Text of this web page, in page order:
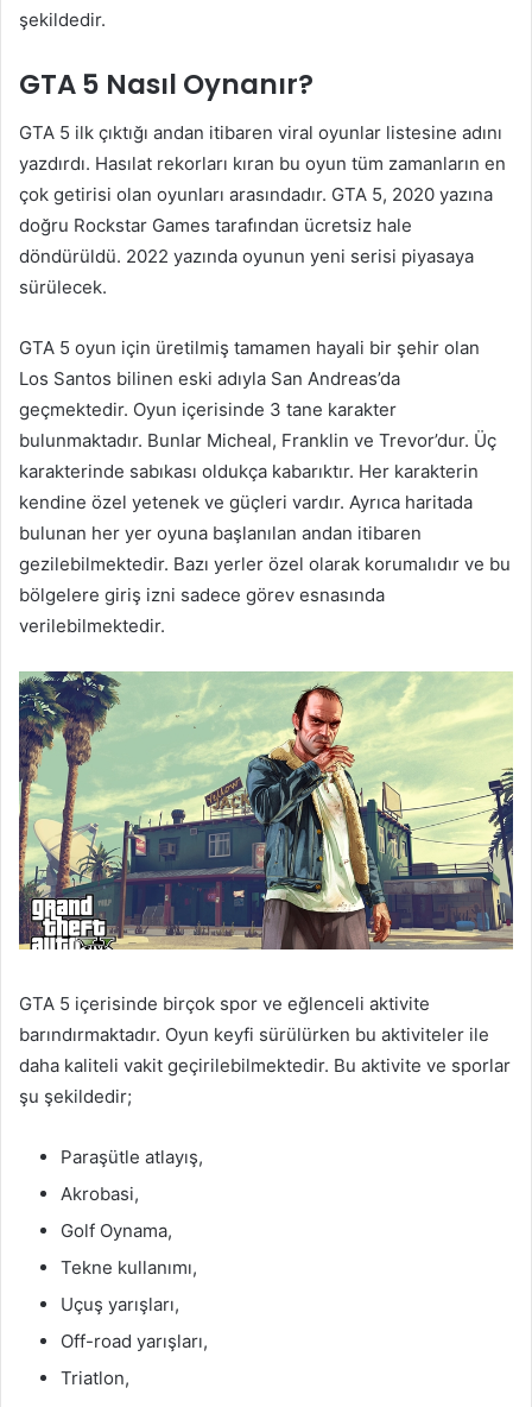
şekildedir.
GTA 5 Nasıl Oynanır?
GTA 5 ilk çıktığı andan itibaren viral oyunlar listesine adını
yazdırdı. Hasılat rekorları kıran bu oyun tüm zamanların en
çok getirisi olan oyunları arasındadır. GTA 5, 2020 yazına
doğru Rockstar Games tarafından ücretsiz hale
döndürüldü. 2022 yazında oyunun yeni serisi piyasaya
sürülecek.
GTA 5 oyun için üretilmiş tamamen hayali bir şehir olan
Los Santos bilinen eski adıyla San Andreas’da
geçmektedir. Oyun içerisinde 3 tane karakter
bulunmaktadır. Bunlar Micheal, Franklin ve Trevor’dur. Üç
karakterinde sabıkası oldukça kabarıktır. Her karakterin
kendine özel yetenek ve güçleri vardır. Ayrıca haritada
bulunan her yer oyuna başlanılan andan itibaren
gezilebilmektedir. Bazı yerler özel olarak korumalıdır ve bu
bölgelere giriş izni sadece görev esnasında
verilebilmektedir.
GTA 5 içerisinde birçok spor ve eğlenceli aktivite
barındırmaktadır. Oyun keyfi sürülürken bu aktiviteler ile
daha kaliteli vakit geçirilebilmektedir. Bu aktivite ve sporlar
şu şekildedir;
Paraşütle atlayış,
Akrobasi,
Golf Oynama,
Tekne kullanımı,
Uçuş yarışları,
Off-road yarışları,
Triatlon,